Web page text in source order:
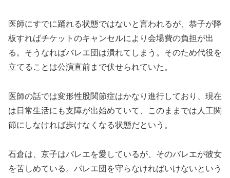
医師にすでに踊れる状態ではないと言われるが、恭子が降
板すればチケットのキャンセルにより会場費の負担が出
る。そうなればバレエ団は潰れてしまう。そのため代役を
立てることは公演直前まで伏せられていた。
医師の話では変形性股関節症はかなり進行しており、現在
は日常生活にも支障が出始めていて、このままでは人工関
節にしなければ歩けなくなる状態だという。
石倉は、京子はバレエを愛しているが、そのバレエが彼女
を苦しめている。バレエ団を守らなければいけないという